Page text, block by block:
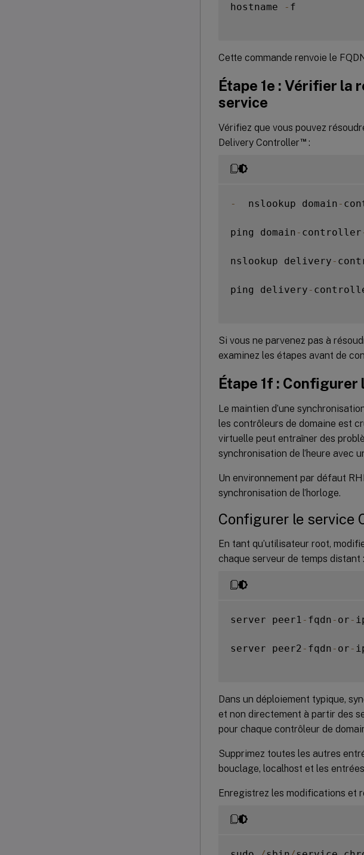
hostname - f
Cette commande renvoie le
Étape 1e : Vérifier la
service
Vérifiez que vous pouvez
Delivery Controller™:
-
  nslookup domain
-
ping domain - controller
nslookup delivery -
ping delivery -
Si vous ne parvenez pas à
examinez les étapes avant de
Étape 1f :
Le maintien d’une
les contrôleurs de domaine est
virtuelle peut entraîner des
synchronisation de l’heure avec
Un environnement par défaut
synchronisation de l’horloge.
Configurer le service
En tant qu’utilisateur root,
chaque serveur de temps distant :
server peer1 - fqdn - or -
server peer2 - fqdn - or -
Dans un déploiement typique,
et non directement à partir des
pour chaque contrôleur de
Supprimez toutes les autres
bouclage, localhost et les
Enregistrez les modifications et